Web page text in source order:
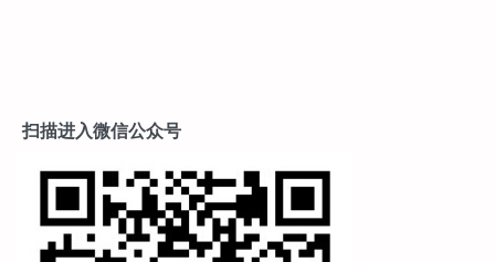
扫描进入微信公众号